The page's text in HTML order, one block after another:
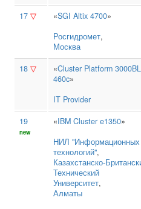
17 ▽ «SGI Altix 4700»
Росгидромет,
Москва
18 ▽ «Cluster Platform 3000BL
460c»
IT Provider
19
new
«IBM Cluster e1350»
НИЛ "Информационных
технологий",
Технический
Университет,
Алматы